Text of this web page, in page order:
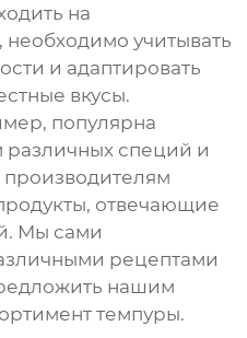
на
учитывать
и адаптировать
вкусы.
популярна
различных специй и
производителям
отвечающие
Мы сами
рецептами
нашим
темпуры.